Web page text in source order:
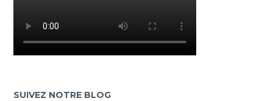
SUIVEZ NOTRE BLOG